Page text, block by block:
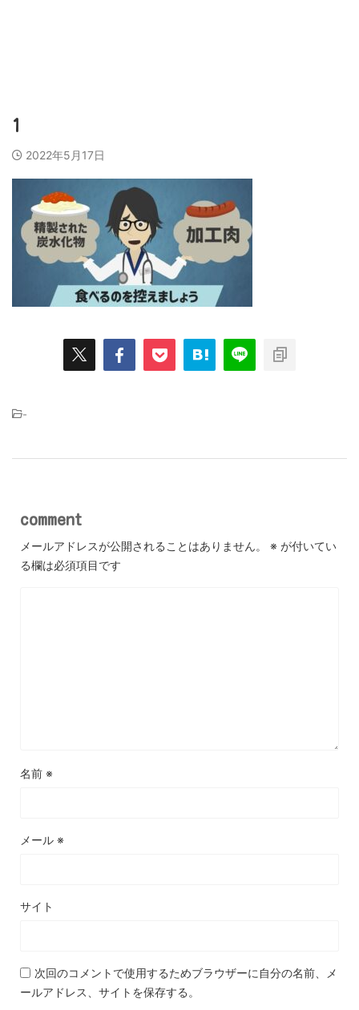
1
2022年5月17日
-
comment
メールアドレスが公開されることはありません。 ※ が付いてい
る欄は必須項目です
名前 ※
メール ※
サイト
次回のコメントで使用するためブラウザーに自分の名前、メ
ールアドレス、サイトを保存する。